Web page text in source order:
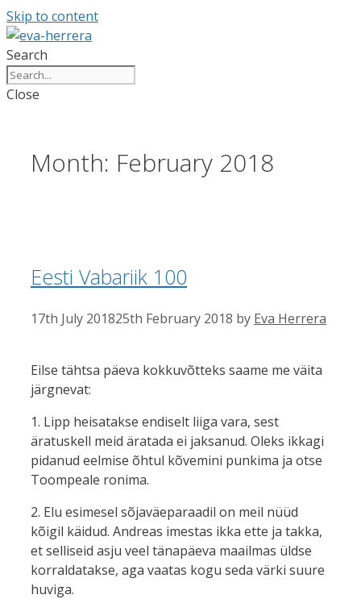
Skip to content
Search
Close
Month: February 2018
Eesti Vabariik 100
17th July 201825th February 2018 by Eva Herrera
Eilse tähtsa päeva kokkuvõtteks saame me väita
järgnevat:
1. Lipp heisatakse endiselt liiga vara, sest
äratuskell meid äratada ei jaksanud. Oleks ikkagi
pidanud eelmise õhtul kõvemini punkima ja otse
Toompeale ronima.
2. Elu esimesel sõjaväeparaadil on meil nüüd
kõigil käidud. Andreas imestas ikka ette ja takka,
et selliseid asju veel tänapäeva maailmas üldse
korraldatakse, aga vaatas kogu seda värki suure
huviga.